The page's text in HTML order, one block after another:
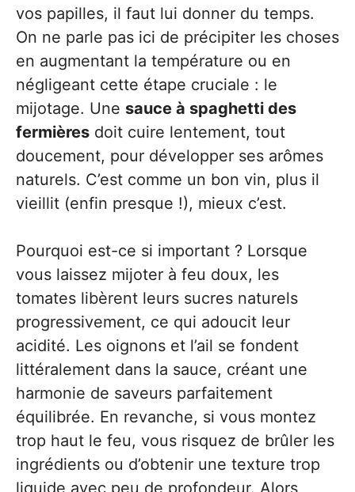
vos papilles, il faut lui donner du temps.
On ne parle pas ici de précipiter les choses
en augmentant la température ou en
négligeant cette étape cruciale : le
mijotage. Une sauce à spaghetti des
fermières doit cuire lentement, tout
doucement, pour développer ses arômes
naturels. C’est comme un bon vin, plus il
vieillit (enfin presque !), mieux c’est.
Pourquoi est-ce si important ? Lorsque
vous laissez mijoter à feu doux, les
tomates libèrent leurs sucres naturels
progressivement, ce qui adoucit leur
acidité. Les oignons et l’ail se fondent
littéralement dans la sauce, créant une
harmonie de saveurs parfaitement
équilibrée. En revanche, si vous montez
trop haut le feu, vous risquez de brûler les
ingrédients ou d’obtenir une texture trop
liquide avec peu de profondeur. Alors,